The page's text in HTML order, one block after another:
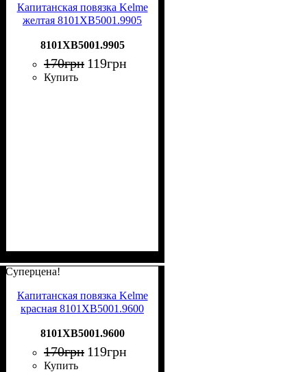
Капитанская повязка Kelme
желтая 8101XB5001.9905
8101XB5001.9905
170грн 119грн
Купить
Суперцена!
Капитанская повязка Kelme
красная 8101XB5001.9600
8101XB5001.9600
170грн 119грн
Купить